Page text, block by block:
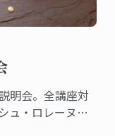
明会。全講座対
ュ・ロレーヌで